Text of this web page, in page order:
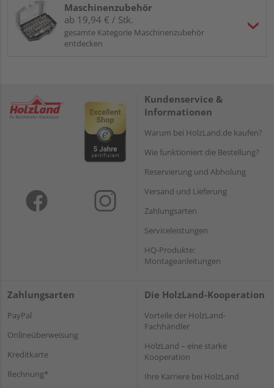
Maschinenzubehör
ab 19,94 € / Stk.
gesamte Kategorie Maschinenzubehör
entdecken
Kundenservice &
Informationen
Warum bei HolzLand.de kaufen?
Wie funktioniert die Bestellung?
Reservierung und Abholung
Versand und Lieferung
Zahlungsarten
Serviceleistungen
HQ-Produkte:
Montageanleitungen
Zahlungsarten
PayPal
Onlineüberweisung
Kreditkarte
Rechnung*
Die HolzLand-Kooperation
Vorteile der HolzLand-
Fachhändler
HolzLand – eine starke
Kooperation
Ihre Karriere bei HolzLand